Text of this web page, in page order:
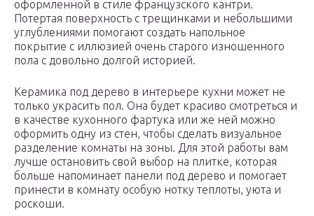
оформленной в стиле французского кантри.
Потертая поверхность с трещинками и небольшими
углублениями помогают создать напольное
покрытие с иллюзией очень старого изношенного
пола с довольно долгой историей.
Керамика под дерево в интерьере кухни может не
только украсить пол. Она будет красиво смотреться и
в качестве кухонного фартука или же ней можно
оформить одну из стен, чтобы сделать визуальное
разделение комнаты на зоны. Для этой работы вам
лучше остановить свой выбор на плитке, которая
больше напоминает панели под дерево и помогает
принести в комнату особую нотку теплоты, уюта и
роскоши.